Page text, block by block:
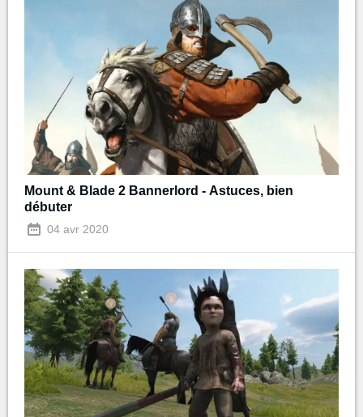
Mount & Blade 2 Bannerlord - Astuces, bien
débuter
04 avr 2020